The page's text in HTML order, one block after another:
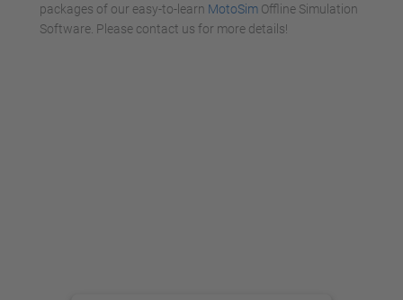
packages of our easy-to-learn MotoSim Offline Simulation
Software. Please contact us for more details!